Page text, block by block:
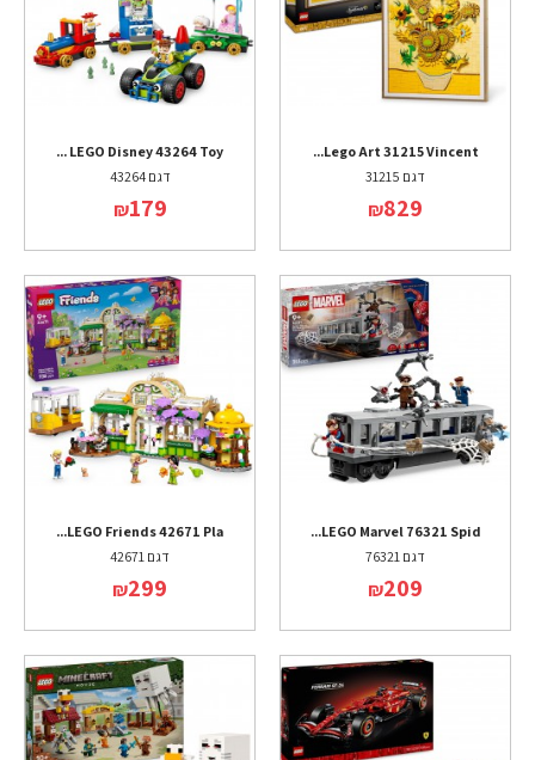
Lego Art 31215 Vincent...
דגם 31215
₪829
LEGO Disney 43264 Toy ...
דגם 43264
₪179
LEGO Marvel 76321 Spid...
דגם 76321
₪209
LEGO Friends 42671 Pla...
דגם 42671
₪299